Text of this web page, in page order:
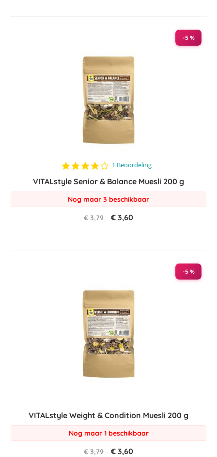
-5 %
4.0
rating
1 Beoordeling
VITALstyle Senior & Balance Muesli 200 g
Nog maar 3 beschikbaar
€ 3,79 € 3,60
-5 %
VITALstyle Weight & Condition Muesli 200 g
Nog maar 1 beschikbaar
€ 3,79 € 3,60